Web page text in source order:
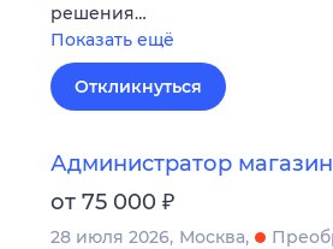
решения…
Показать ещё
Откликнуться
Администратор
от 75 000 ₽
28 июля 2026 Москва